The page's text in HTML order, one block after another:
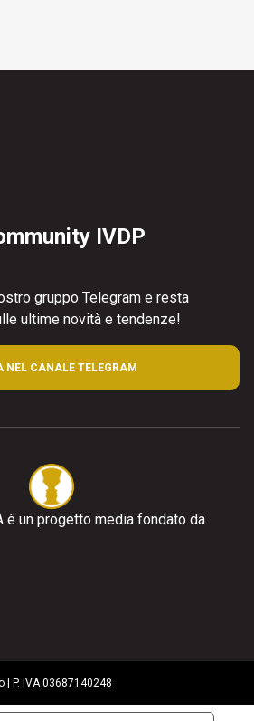
IVDP
gruppo Telegram e resta
ultime novità e tendenze!
NEL CANALE TELEGRAM
è un progetto media fondato da
| P. IVA 03687140248